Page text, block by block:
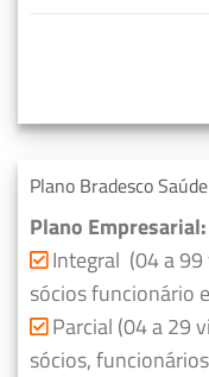
Plano Bradesco
Plano Empresarial:
Integral (04 a
sócios funcionário
Parcial (04 a 29
sócios,